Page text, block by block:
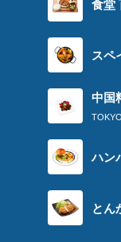
食堂
スペ
中国
TOKYO
ハン
とん